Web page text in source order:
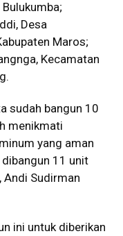
Desa
Maros;
Kecamatan
sudah bangun 10
menikmati
yang aman
dibangun 11 unit
Andi Sudirman
ini untuk diberikan